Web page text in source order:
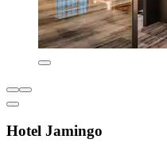
Hotel Jamingo